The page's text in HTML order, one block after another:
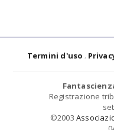
Termini d'uso
Registrazione
©2003